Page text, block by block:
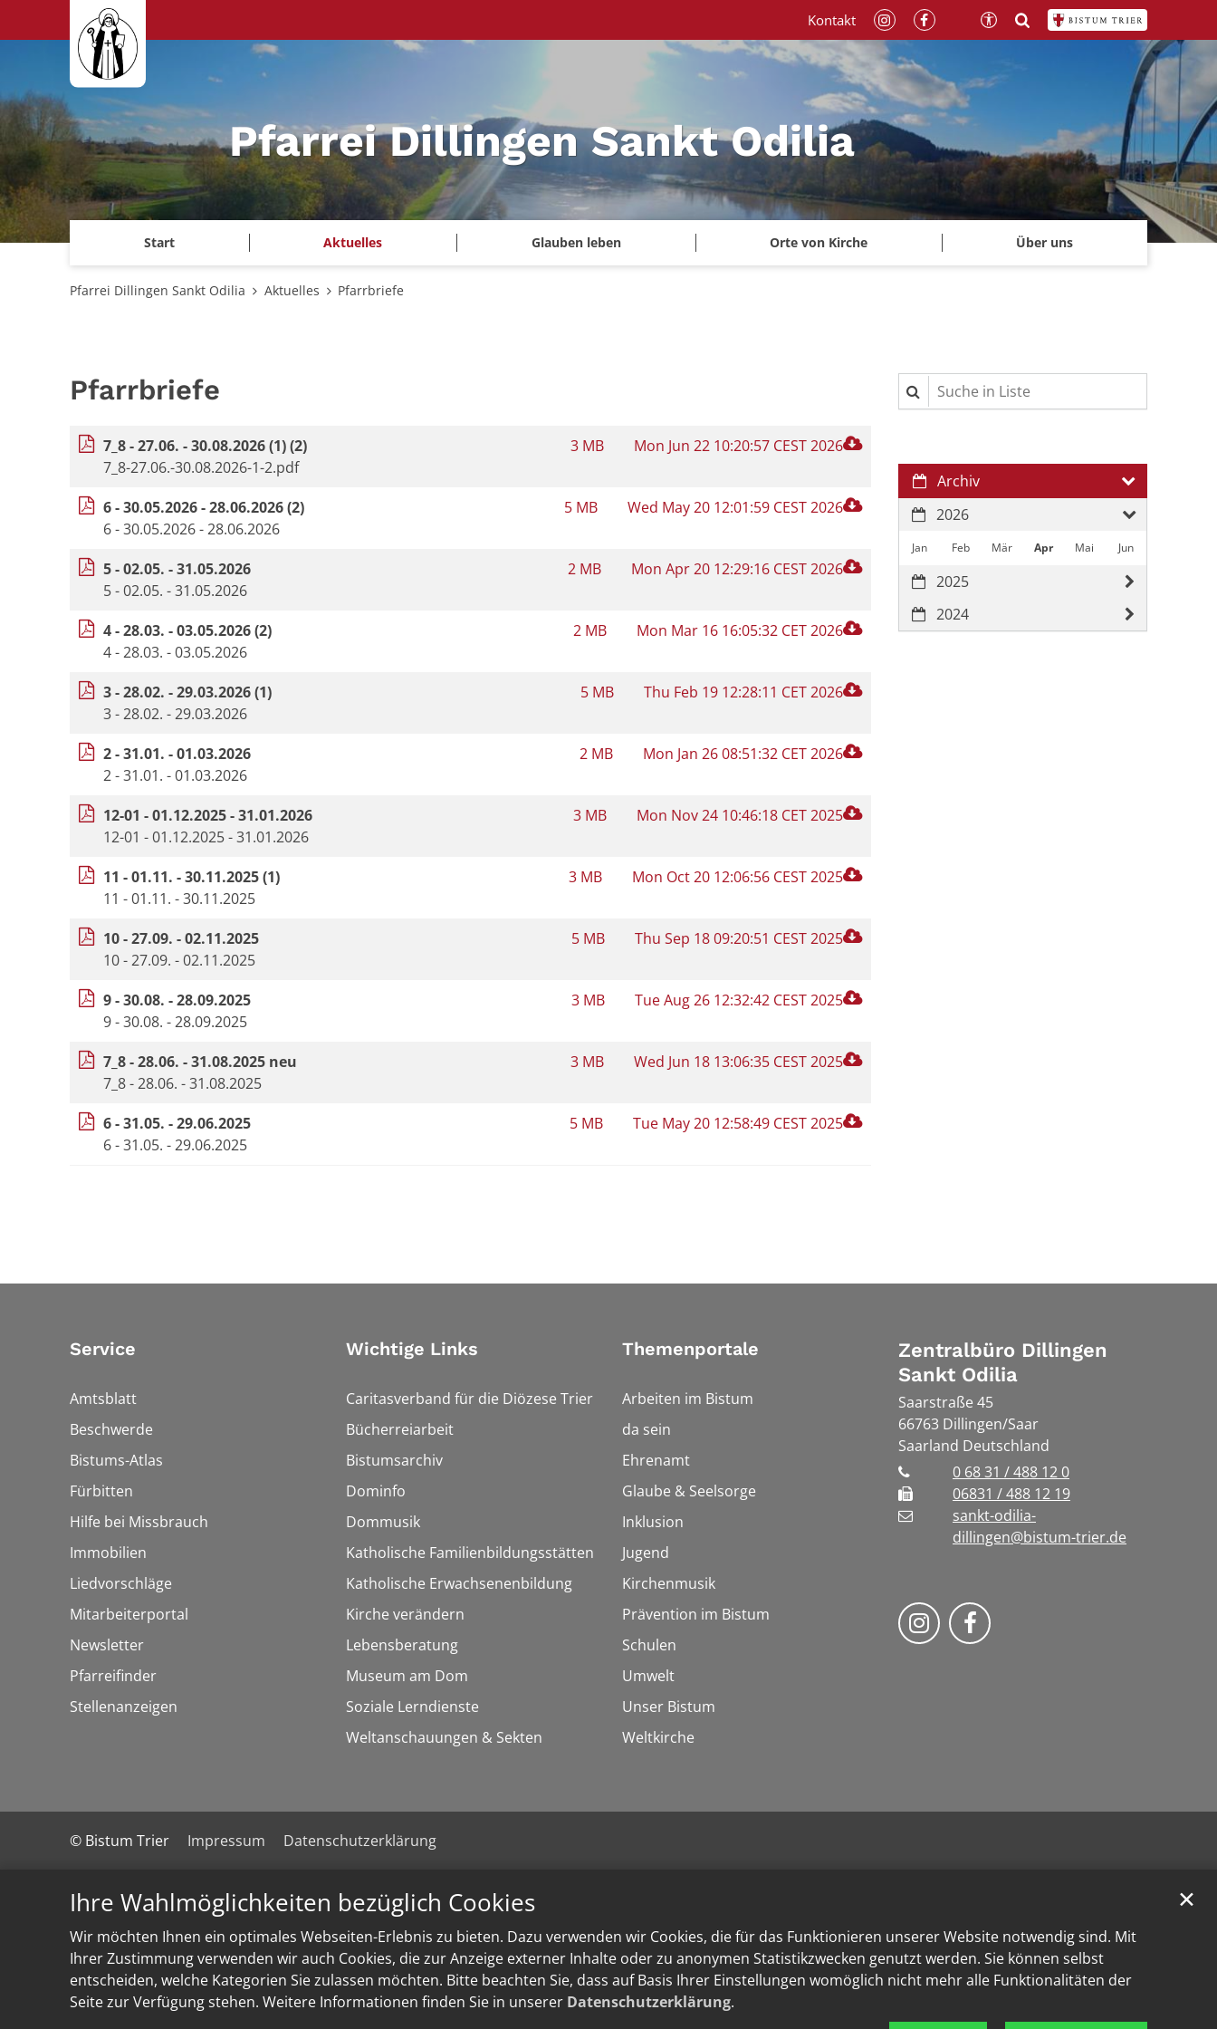
Ihre Wahlmöglichkeiten bezüglich Cookies
Wir möchten Ihnen ein optimales Webseiten-Erlebnis zu bieten. Dazu verwenden wir Cookies, die für das Funktionieren unserer Website notwendig sind. Mit
Ihrer Zustimmung verwenden wir auch Cookies, die zur Anzeige externer Inhalte oder zu anonymen Statistikzwecken genutzt werden. Sie können selbst
entscheiden, welche Kategorien Sie zulassen möchten. Bitte beachten Sie, dass auf Basis Ihrer Einstellungen womöglich nicht mehr alle Funktionalitäten der
Seite zur Verfügung stehen. Weitere Informationen finden Sie in unserer Datenschutzerklärung.
✕
Zum Inhalt springen
Pfarrei Dillingen Sankt Odilia
Start Aktuelles Glauben leben Orte von Kirche Über uns
Kontakt
Pfarrei Dillingen Sankt Odilia Aktuelles Pfarrbriefe
Pfarrbriefe
7_8 - 27.06. - 30.08.2026 (1) (2)
7_8-27.06.-30.08.2026-1-2.pdf
3 MB Mon Jun 22 10:20:57 CEST 2026
6 - 30.05.2026 - 28.06.2026 (2)
6 - 30.05.2026 - 28.06.2026
5 MB Wed May 20 12:01:59 CEST 2026
5 - 02.05. - 31.05.2026
5 - 02.05. - 31.05.2026
2 MB Mon Apr 20 12:29:16 CEST 2026
4 - 28.03. - 03.05.2026 (2)
4 - 28.03. - 03.05.2026
2 MB Mon Mar 16 16:05:32 CET 2026
3 - 28.02. - 29.03.2026 (1)
3 - 28.02. - 29.03.2026
5 MB Thu Feb 19 12:28:11 CET 2026
2 - 31.01. - 01.03.2026
2 - 31.01. - 01.03.2026
2 MB Mon Jan 26 08:51:32 CET 2026
12-01 - 01.12.2025 - 31.01.2026
12-01 - 01.12.2025 - 31.01.2026
3 MB Mon Nov 24 10:46:18 CET 2025
11 - 01.11. - 30.11.2025 (1)
11 - 01.11. - 30.11.2025
3 MB Mon Oct 20 12:06:56 CEST 2025
10 - 27.09. - 02.11.2025
10 - 27.09. - 02.11.2025
5 MB Thu Sep 18 09:20:51 CEST 2025
9 - 30.08. - 28.09.2025
9 - 30.08. - 28.09.2025
3 MB Tue Aug 26 12:32:42 CEST 2025
7_8 - 28.06. - 31.08.2025 neu
7_8 - 28.06. - 31.08.2025
3 MB Wed Jun 18 13:06:35 CEST 2025
6 - 31.05. - 29.06.2025
6 - 31.05. - 29.06.2025
5 MB Tue May 20 12:58:49 CEST 2025
Suche in Liste
Archiv
2026
Jan Feb Mär Apr Mai Jun
2025
2024
Service
Amtsblatt
Beschwerde
Bistums-Atlas
Fürbitten
Hilfe bei Missbrauch
Immobilien
Liedvorschläge
Mitarbeiterportal
Newsletter
Pfarreifinder
Stellenanzeigen
Wichtige Links
Caritasverband für die Diözese Trier
Bücherreiarbeit
Bistumsarchiv
Dominfo
Dommusik
Katholische Familienbildungsstätten
Katholische Erwachsenenbildung
Kirche verändern
Lebensberatung
Museum am Dom
Soziale Lerndienste
Weltanschauungen & Sekten
Themenportale
Arbeiten im Bistum
da sein
Ehrenamt
Glaube & Seelsorge
Inklusion
Jugend
Kirchenmusik
Prävention im Bistum
Schulen
Umwelt
Unser Bistum
Weltkirche
Zentralbüro Dillingen
Sankt Odilia
Saarstraße 45
66763 Dillingen/Saar
Saarland Deutschland
0 68 31 / 488 12 0
06831 / 488 12 19
sankt-odilia-
dillingen@bistum-trier.de
Bistum Trier auf Instragram
Bistum Trier auf Facebook
© Bistum Trier Impressum Datenschutzerklärung